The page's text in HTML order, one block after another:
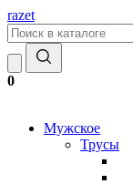
razet
0
Мужское
Трусы